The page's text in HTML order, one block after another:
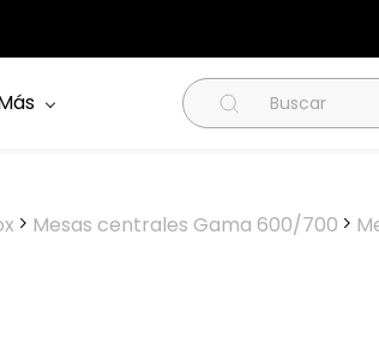
Mesas centrales Gama 600/700